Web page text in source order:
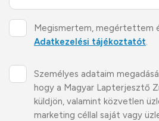
Megismertem, megértettem
Adatkezelési tájékoztatót.
Személyes adataim
hogy a Magyar Lapterjesztő
küldjön, valamint közvetlen
marketing céllal saját vagy